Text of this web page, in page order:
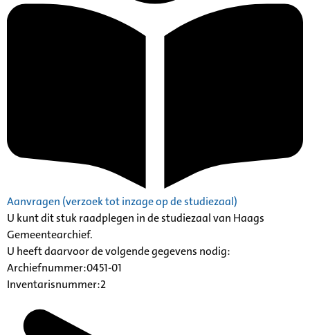
Aanvragen (verzoek tot inzage op de studiezaal)
U kunt dit stuk raadplegen in de studiezaal van Haags
Gemeentearchief.
U heeft daarvoor de volgende gegevens nodig:
Archiefnummer:0451-01
Inventarisnummer:2